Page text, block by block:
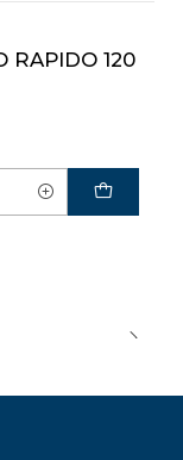
RAPIDO 120